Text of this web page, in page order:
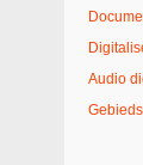
Audio